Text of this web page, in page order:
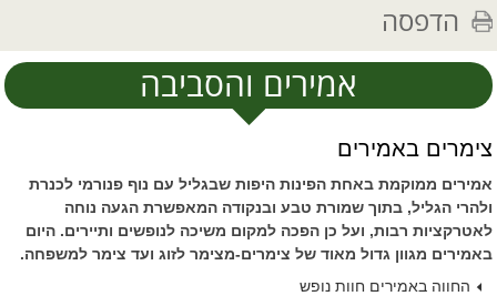
הדפסה
אמירים והסביבה
צימרים באמירים
אמירים ממוקמת באחת הפינות היפות שבגליל עם נוף פנורמי לכנרת
ולהרי הגליל, בתוך שמורת טבע ובנקודה המאפשרת הגעה נוחה
לאטרקציות רבות, ועל כן הפכה למקום משיכה לנופשים ותיירים. היום
באמירים מגוון גדול מאוד של צימרים-מצימר לזוג ועד צימר למשפחה.
החווה באמירים חוות נופש